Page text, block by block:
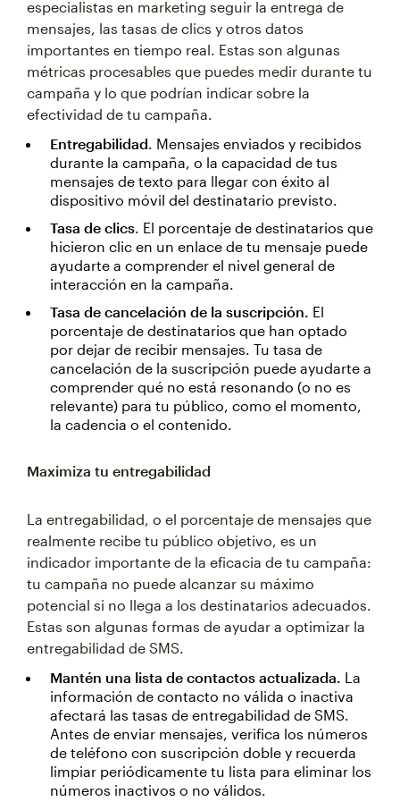
especialistas en marketing seguir la entrega de
mensajes, las tasas de clics y otros datos
importantes en tiempo real. Estas son algunas
métricas procesables que puedes medir durante tu
campaña y lo que podrían indicar sobre la
efectividad de tu campaña.
Entregabilidad. Mensajes enviados y recibidos
durante la campaña, o la capacidad de tus
mensajes de texto para llegar con éxito al
dispositivo móvil del destinatario previsto.
Tasa de clics. El porcentaje de destinatarios que
hicieron clic en un enlace de tu mensaje puede
ayudarte a comprender el nivel general de
interacción en la campaña.
Tasa de cancelación de la suscripción. El
porcentaje de destinatarios que han optado
por dejar de recibir mensajes. Tu tasa de
cancelación de la suscripción puede ayudarte a
comprender qué no está resonando (o no es
relevante) para tu público, como el momento,
la cadencia o el contenido.
Maximiza tu entregabilidad
La entregabilidad, o el porcentaje de mensajes que
realmente recibe tu público objetivo, es un
indicador importante de la eficacia de tu campaña:
tu campaña no puede alcanzar su máximo
potencial si no llega a los destinatarios adecuados.
Estas son algunas formas de ayudar a optimizar la
entregabilidad de SMS.
Mantén una lista de contactos actualizada. La
información de contacto no válida o inactiva
afectará las tasas de entregabilidad de SMS.
Antes de enviar mensajes, verifica los números
de teléfono con suscripción doble y recuerda
limpiar periódicamente tu lista para eliminar los
números inactivos o no válidos.